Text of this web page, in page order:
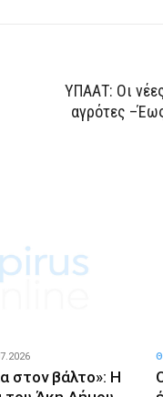
ΥΠΑΑΤ: Οι
αγρότες
στον βάλτο»: Η